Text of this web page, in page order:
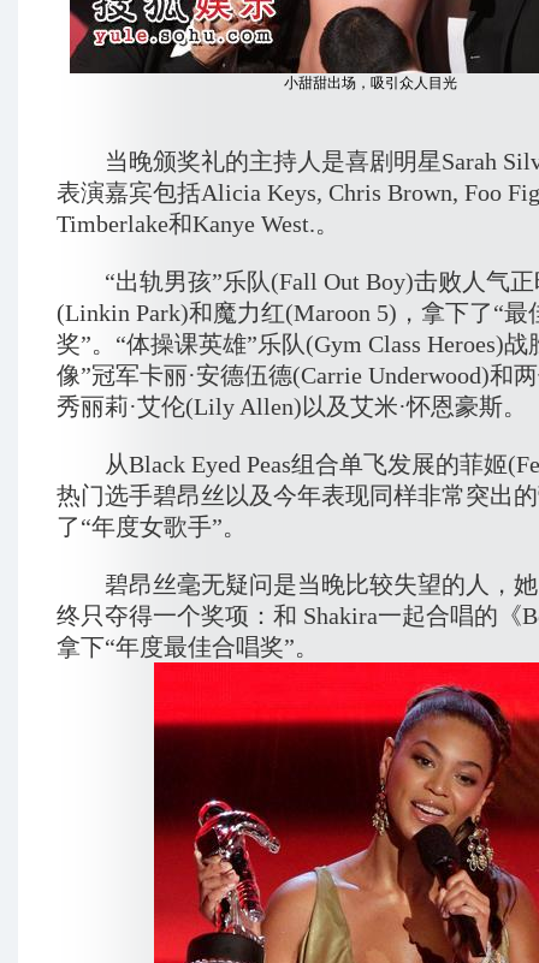
小甜甜出场，吸引众人目光
当晚颁奖礼的主持人是喜剧明星Sarah
表演嘉宾包括Alicia Keys, Chris Brown, Foo
Timberlake和Kanye West.。
“出轨男孩”乐队(Fall Out Boy)击败人气正
(Linkin Park)和魔力红(Maroon 5)，拿下了“最
奖”。“体操课英雄”乐队(Gym Class Heroes)
像”冠军卡丽·安德伍德(Carrie Underwood)和
秀丽莉·艾伦(Lily Allen)以及艾米·怀恩豪斯。
从Black Eyed Peas组合单飞发展的菲姬
热门选手碧昂丝以及今年表现同样非常突出
了“年度女歌手”。
碧昂丝毫无疑问是当晚比较失望的人，她
终只夺得一个奖项：和 Shakira一起合唱的《
拿下“年度最佳合唱奖”。